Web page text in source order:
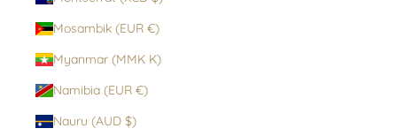
Mosambik (EUR €)
Myanmar (MMK K)
Namibia (EUR €)
Nauru (AUD $)